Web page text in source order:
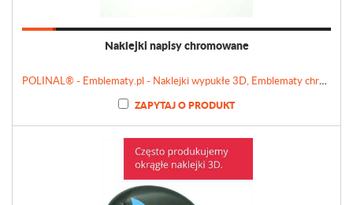
Naklejki napisy chromowane
POLINAL® - Emblematy.pl - Naklejki wypukłe 3D, Emblematy chromowane, Tabliczki, Etykiety
ZAPYTAJ O PRODUKT